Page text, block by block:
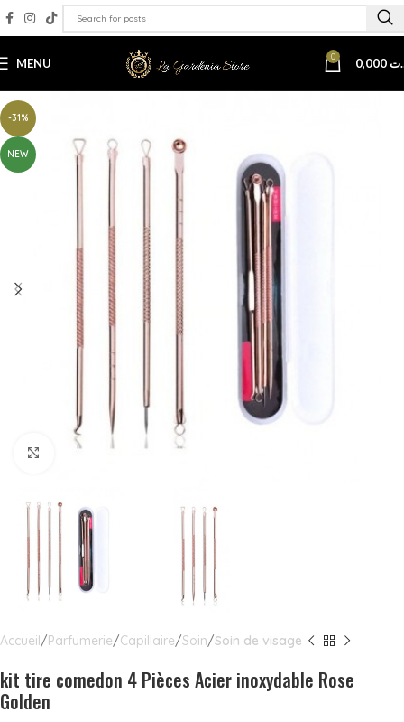
MENU 0
-31%
NEW
Click to enlarge
Accueil Parfumerie Capillaire Soin Soin de visage
kit tire comedon 4 Pièces Acier inoxydable Rose
Golden